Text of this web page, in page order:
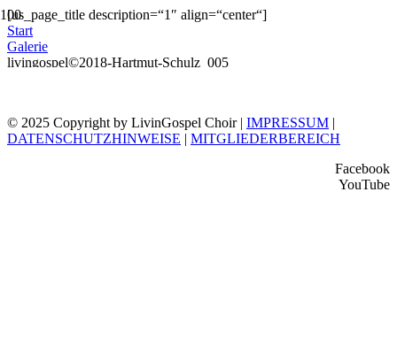
[us_page_title description=“1″ align=“center“]
Start
Galerie
livingospel©2018-Hartmut-Schulz_005
© 2025 Copyright by LivinGospel Choir | IMPRESSUM |
DATENSCHUTZHINWEISE | MITGLIEDERBEREICH
Facebook
YouTube